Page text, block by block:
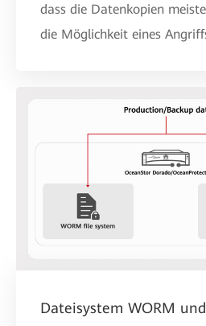
dass die Datenkopien
die Möglichkeit eines
Dateisystem WORM